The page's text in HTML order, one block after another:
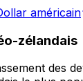
américain
zélandais
des